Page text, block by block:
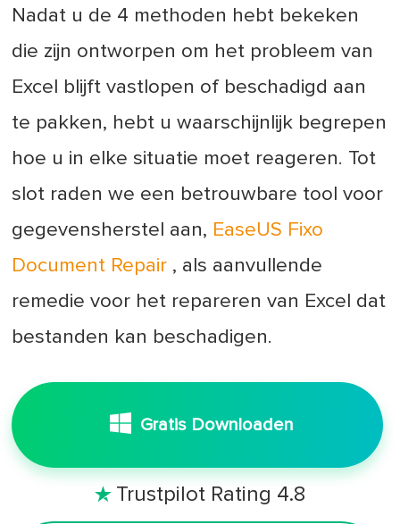
Nadat u de 4 methoden hebt bekeken
die zijn ontworpen om het probleem van
Excel blijft vastlopen of beschadigd aan
te pakken, hebt u waarschijnlijk begrepen
hoe u in elke situatie moet reageren. Tot
slot raden we een betrouwbare tool voor
gegevensherstel aan, EaseUS Fixo
Document Repair , als aanvullende
remedie voor het repareren van Excel dat
bestanden kan beschadigen.
Gratis Downloaden
 Trustpilot Rating 4.8